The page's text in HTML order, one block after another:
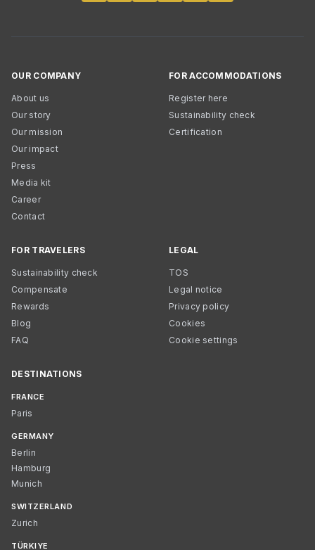
OUR COMPANY
About us
Our story
Our mission
Our impact
Press
Media kit
Career
Contact
FOR ACCOMMODATIONS
Register here
Sustainability check
Certification
FOR TRAVELERS
Sustainability check
Compensate
Rewards
Blog
FAQ
LEGAL
TOS
Legal notice
Privacy policy
Cookies
Cookie settings
DESTINATIONS
FRANCE
Paris
GERMANY
Berlin
Hamburg
Munich
SWITZERLAND
Zurich
TÜRKIYE